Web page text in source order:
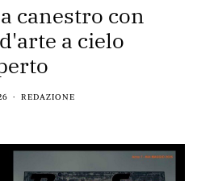
canestro con
a cielo
REDAZIONE